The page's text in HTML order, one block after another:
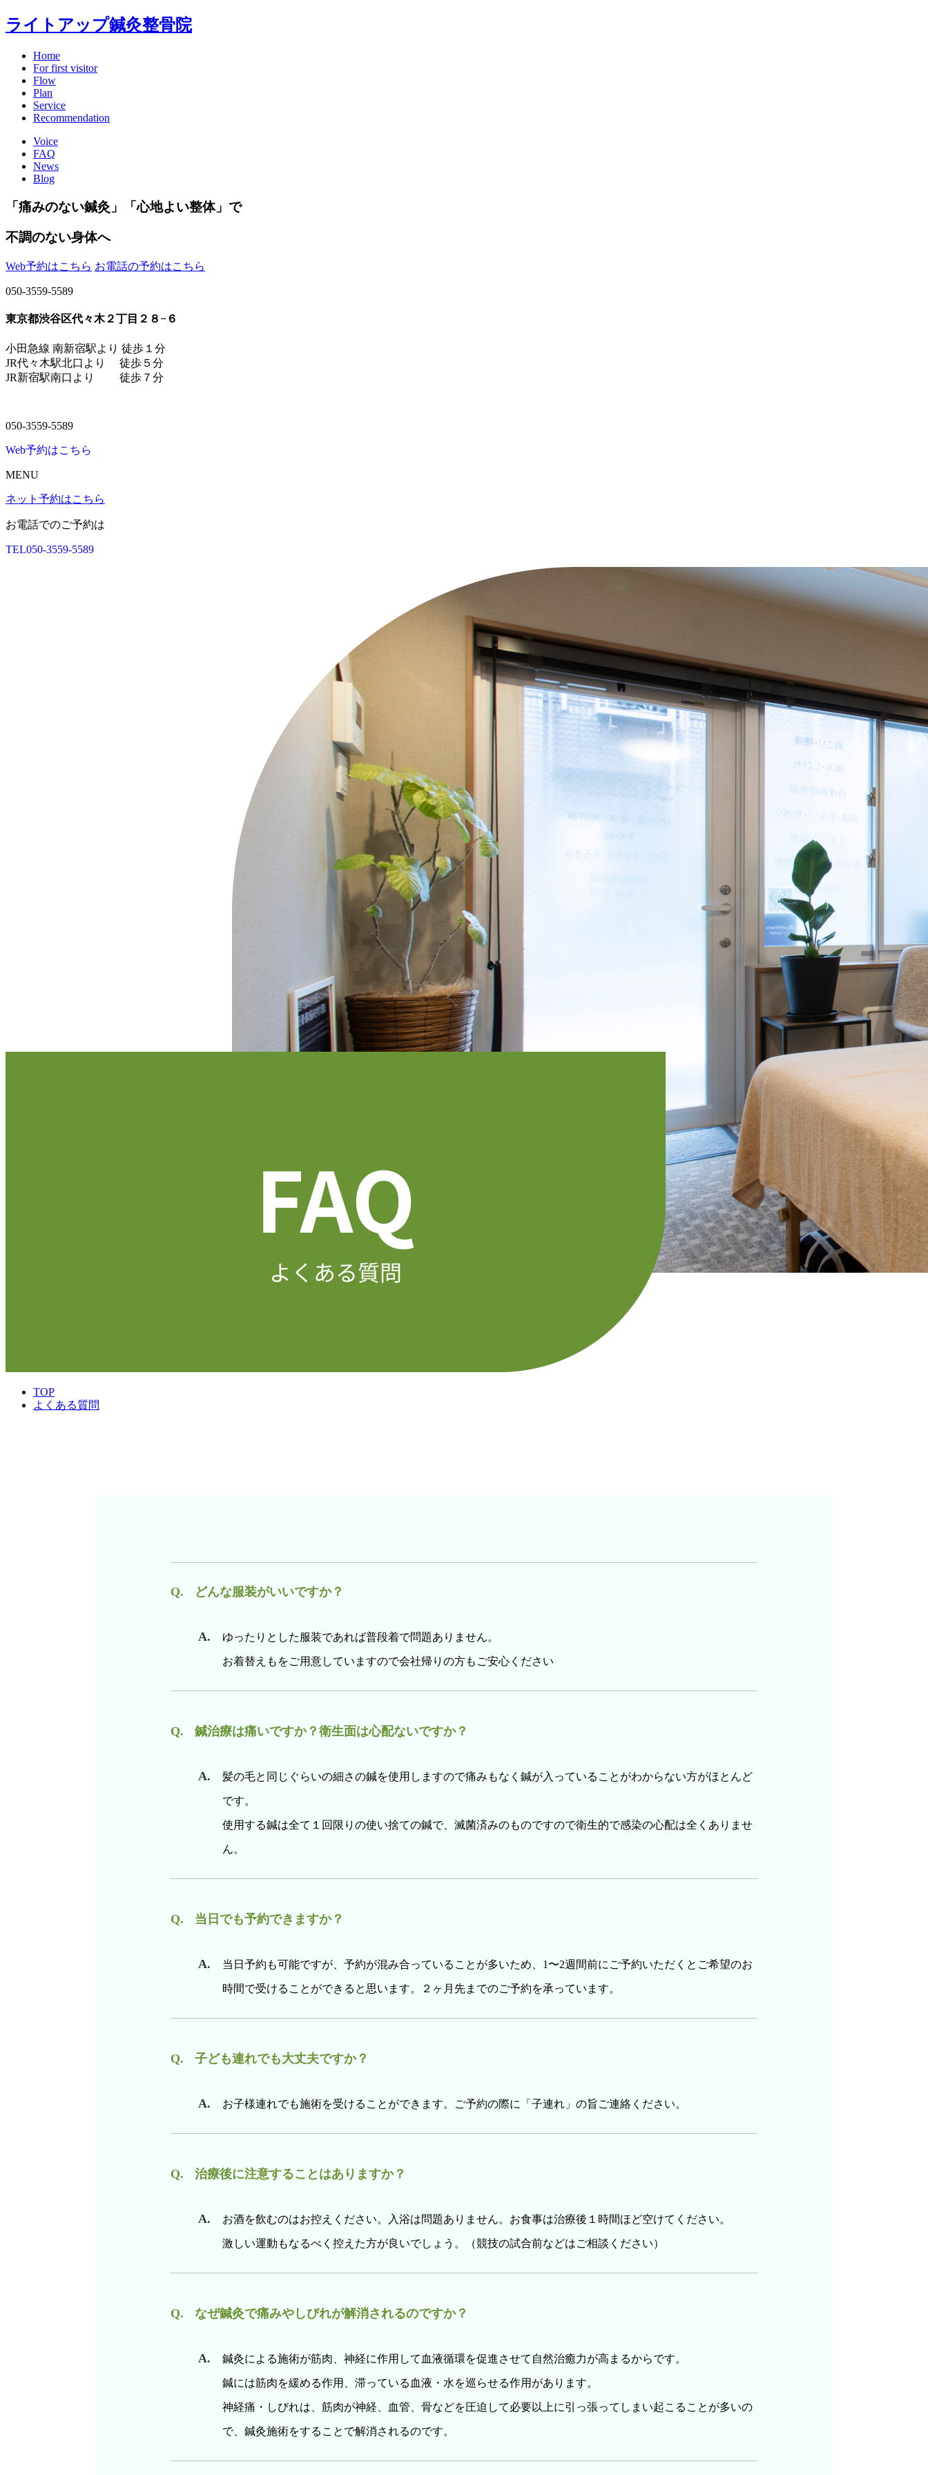
ライトアップ鍼灸整骨院
Home
For first visitor
Flow
Plan
Service
Recommendation
Voice
FAQ
News
Blog
「痛みのない鍼灸」「心地よい整体」で
不調のない身体へ
Web予約はこちら お電話の予約はこちら
050-3559-5589
東京都渋谷区代々木２丁目２８−６
小田急線 南新宿駅より 徒歩１分
JR代々木駅北口より 徒歩５分
JR新宿駅南口より 徒歩７分
050-3559-5589
Web予約はこちら
MENU
ネット予約はこちら
お電話でのご予約は
TEL050-3559-5589
TOP
よくある質問
どんな服装がいいですか？
ゆったりとした服装であれば普段着で問題ありません。
お着替えもをご用意していますので会社帰りの方もご安心ください
鍼治療は痛いですか？衛生面は心配ないですか？
髪の毛と同じぐらいの細さの鍼を使用しますので痛みもなく鍼が入っていることがわからない方がほとんど
です。
使用する鍼は全て１回限りの使い捨ての鍼で、滅菌済みのものですので衛生的で感染の心配は全くありませ
ん。
当日でも予約できますか？
当日予約も可能ですが、予約が混み合っていることが多いため、1〜2週間前にご予約いただくとご希望のお
時間で受けることができると思います。２ヶ月先までのご予約を承っています。
子ども連れでも大丈夫ですか？
お子様連れでも施術を受けることができます。ご予約の際に「子連れ」の旨ご連絡ください。
治療後に注意することはありますか？
お酒を飲むのはお控えください。入浴は問題ありません。お食事は治療後１時間ほど空けてください。
激しい運動もなるべく控えた方が良いでしょう。（競技の試合前などはご相談ください）
なぜ鍼灸で痛みやしびれが解消されるのですか？
鍼灸による施術が筋肉、神経に作用して血液循環を促進させて自然治癒力が高まるからです。
鍼には筋肉を緩める作用、滞っている血液・水を巡らせる作用があります。
神経痛・しびれは、筋肉が神経、血管、骨などを圧迫して必要以上に引っ張ってしまい起こることが多いの
で、鍼灸施術をすることで解消されるのです。